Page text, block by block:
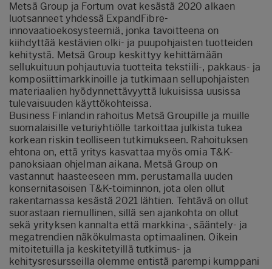
Metsä Group ja Fortum ovat kesästä 2020 alkaen
luotsanneet yhdessä ExpandFibre-
innovaatioekosysteemiä, jonka tavoitteena on
kiihdyttää kestävien olki- ja puupohjaisten tuotteiden
kehitystä. Metsä Group keskittyy kehittämään
sellukuituun pohjautuvia tuotteita tekstiili-, pakkaus- ja
komposiittimarkkinoille ja tutkimaan sellupohjaisten
materiaalien hyödynnettävyyttä lukuisissa uusissa
tulevaisuuden käyttökohteissa.
Business Finlandin rahoitus Metsä Groupille ja muille
suomalaisille veturiyhtiölle tarkoittaa julkista tukea
korkean riskin teolliseen tutkimukseen. Rahoituksen
ehtona on, että yritys kasvattaa myös omia T&K-
panoksiaan ohjelman aikana. Metsä Group on
vastannut haasteeseen mm. perustamalla uuden
konsernitasoisen T&K-toiminnon, jota olen ollut
rakentamassa kesästä 2021 lähtien. Tehtävä on ollut
suorastaan riemullinen, sillä sen ajankohta on ollut
sekä yrityksen kannalta että markkina-, sääntely- ja
megatrendien näkökulmasta optimaalinen. Oikein
mitoitetuilla ja keskitetyillä tutkimus- ja
kehitysresursseilla olemme entistä parempi kumppani